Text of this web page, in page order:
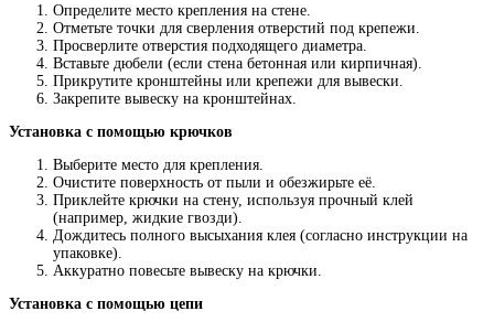
Определите место крепления на стене.
Отметьте точки для сверления отверстий под крепежи.
Просверлите отверстия подходящего диаметра.
Вставьте дюбели (если стена бетонная или кирпичная).
Прикрутите кронштейны или крепежи для вывески.
Закрепите вывеску на кронштейнах.
Установка с помощью крючков
Выберите место для крепления.
Очистите поверхность от пыли и обезжирьте её.
Приклейте крючки на стену, используя прочный клей
(например, жидкие гвозди).
Дождитесь полного высыхания клея (согласно инструкции на
упаковке).
Аккуратно повесьте вывеску на крючки.
Установка с помощью цепи